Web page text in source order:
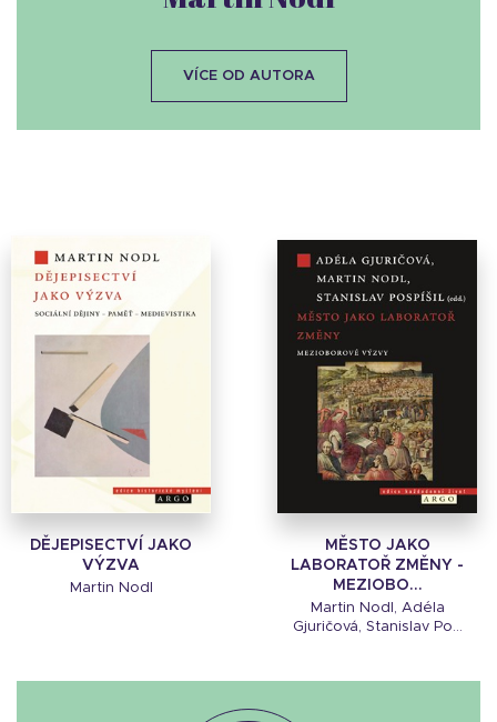
DĚJEPISECTVÍ JAKO
VÝZVA
Martin Nodl
MĚSTO JAKO
LABORATOŘ ZMĚNY -
MEZIOBO...
Martin Nodl, Adéla
Gjuričová, Stanislav Po...
VÍCE OD AUTORA